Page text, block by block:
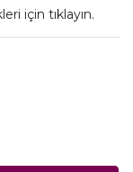
için tıklayın.